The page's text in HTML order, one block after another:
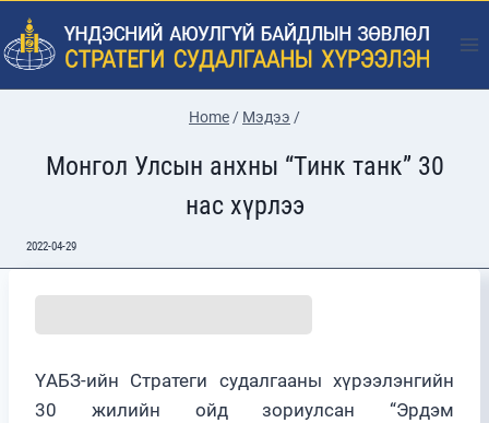
Skip
to
content
Home/ Мэдээ /
Монгол Улсын анхны “Тинк танк” 30
нас хүрлээ
2022-04-29
ҮАБЗ-ийн Стратеги судалгааны хүрээлэнгийн
30 жилийн ойд зориулсан “Эрдэм